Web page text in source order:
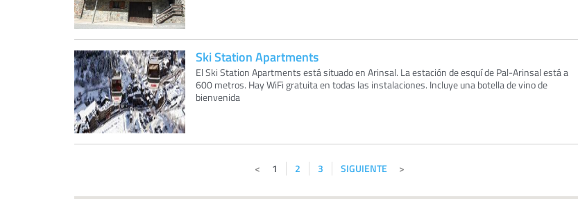
Ski Station Apartments
El Ski Station Apartments está situado en Arinsal. La estación de esquí de Pal-Arinsal está a
600 metros. Hay WiFi gratuita en todas las instalaciones. Incluye una botella de vino de
bienvenida
1 2 3 SIGUIENTE